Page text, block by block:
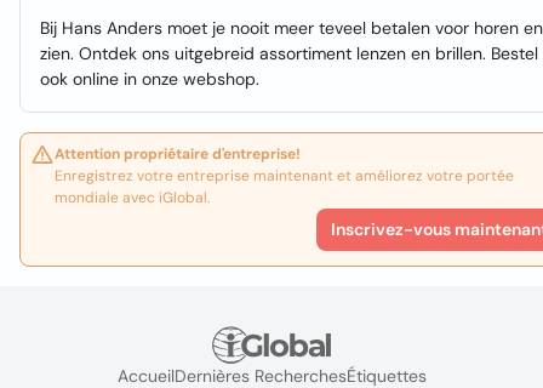
Bij Hans Anders moet je nooit meer teveel betalen voor horen en
zien. Ontdek ons uitgebreid assortiment lenzen en brillen. Bestel
ook online in onze webshop.
Attention propriétaire d'entreprise!
Enregistrez votre entreprise maintenant et améliorez votre portée
mondiale avec iGlobal.
Inscrivez-vous
AccueilDernières RecherchesÉtiquettes